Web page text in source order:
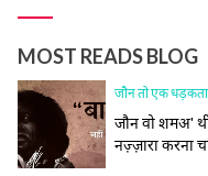
MOST READS BLOG
जौन तो एक
जौन वो शमअ'
नज़्ज़ारा करना